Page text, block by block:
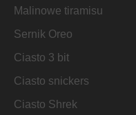
Malinowe tiramisu
Sernik Oreo
Ciasto 3 bit
Ciasto snickers
Ciasto Shrek